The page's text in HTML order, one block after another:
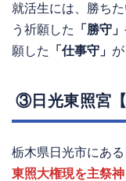
就活生には、勝ち
う祈願した
「勝守」
願した
「仕事守」
③日光東照宮【
栃木県日光市にある
東照大権現を主祭神